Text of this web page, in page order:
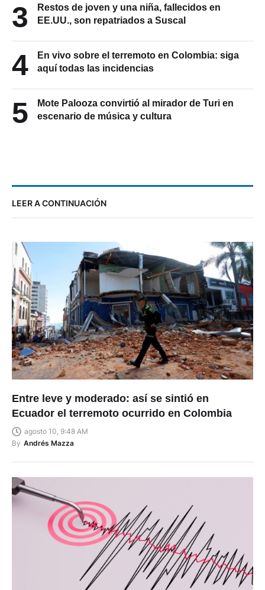
3
Restos de joven y una niña, fallecidos en
EE.UU., son repatriados a Suscal
4
En vivo sobre el terremoto en Colombia: siga
aquí todas las incidencias
5
Mote Palooza convirtió al mirador de Turi en
escenario de música y cultura
LEER A CONTINUACIÓN
Entre leve y moderado: así se sintió en
Ecuador el terremoto ocurrido en Colombia
agosto 10, 9:48 AM
By Andrés Mazza